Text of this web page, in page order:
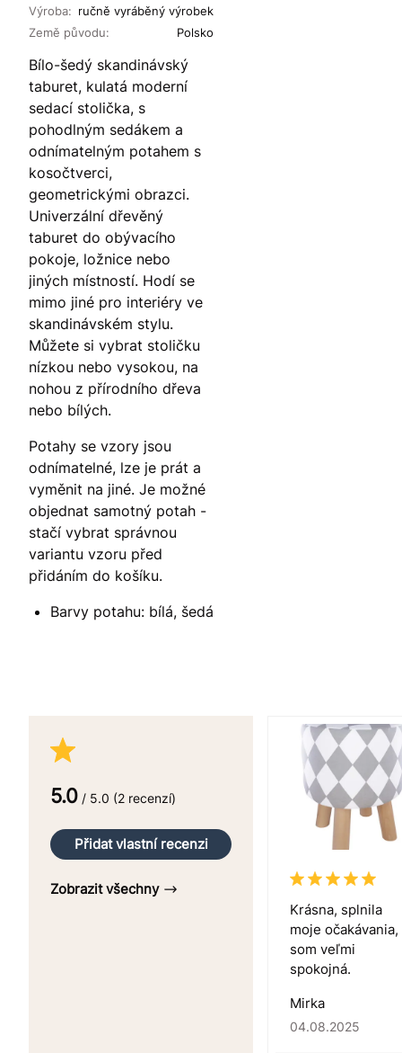
Výroba: ručně vyráběný výrobek
Země původu: Polsko
Bílo-šedý skandinávský
taburet, kulatá moderní
sedací stolička, s
pohodlným sedákem a
odnímatelným potahem s
kosočtverci,
geometrickými obrazci.
Univerzální dřevěný
taburet do obývacího
pokoje, ložnice nebo
jiných místností. Hodí se
mimo jiné pro interiéry ve
skandinávském stylu.
Můžete si vybrat stoličku
nízkou nebo vysokou, na
nohou z přírodního dřeva
nebo bílých.
Potahy se vzory jsou
odnímatelné, lze je prát a
vyměnit na jiné. Je možné
objednat samotný potah -
stačí vybrat správnou
variantu vzoru před
přidáním do košíku.
Barvy potahu: bílá, šedá
5.0 / 5.0 (2 recenzí)
Přidat vlastní recenzi
Zobrazit všechny
Krásna, splnila
moje očakávania,
som veľmi
spokojná.
Mirka
04.08.2025